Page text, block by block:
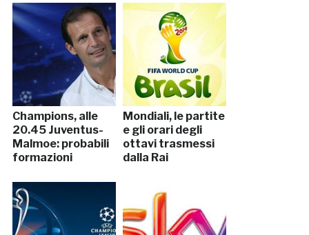
Champions, alle
20.45 Juventus-
Malmoe: probabili
formazioni
Mondiali, le partite
e gli orari degli
ottavi trasmessi
dalla Rai